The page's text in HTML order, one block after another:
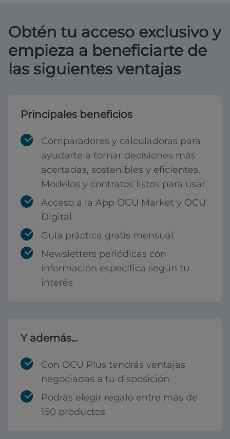
Obtén tu acceso exclusivo y
empieza a beneficiarte de
las siguientes ventajas
Principales beneficios
Comparadores y calculadoras para
ayudarte a tomar decisiones más
acertadas, sostenibles y eficientes.
Modelos y contratos listos para usar
Acceso a la App OCU Market y OCU
Digital
Guía práctica gratis mensual
Newsletters periódicas con
información específica según tu
interés
Y además...
Con OCU Plus tendrás ventajas
negociadas a tu disposición
Podrás elegir regalo entre más de
150 productos